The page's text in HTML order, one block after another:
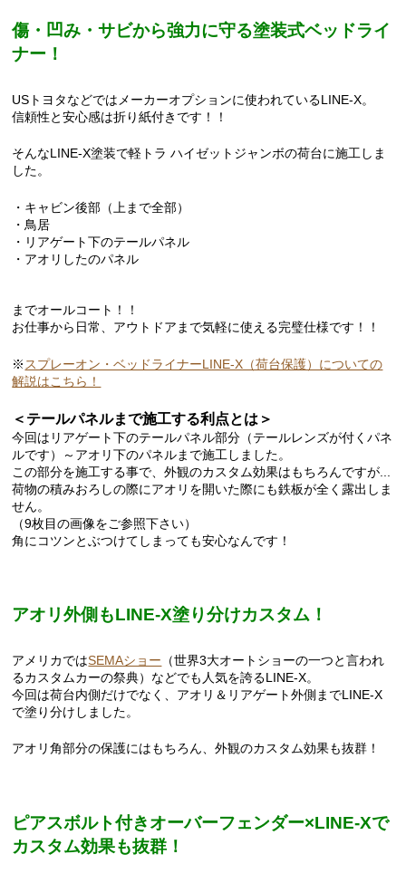
傷・凹み・サビから強力に守る塗装式ベッドライ
ナー！
USトヨタなどではメーカーオプションに使われているLINE-X。
信頼性と安心感は折り紙付きです！！
そんなLINE-X塗装で軽トラ ハイゼットジャンボの荷台に施工しま
した。
・キャビン後部（上まで全部）
・鳥居
・リアゲート下のテールパネル
・アオリしたのパネル
までオールコート！！
お仕事から日常、アウトドアまで気軽に使える完璧仕様です！！
※ スプレーオン・ベッドライナーLINE-X（荷台保護）についての
解説はこちら！
＜テールパネルまで施工する利点とは＞
今回はリアゲート下のテールパネル部分（テールレンズが付くパネ
ルです）～アオリ下のパネルまで施工しました。
この部分を施工する事で、外観のカスタム効果はもちろんですが...
荷物の積みおろしの際にアオリを開いた際にも鉄板が全く露出しま
せん。
（9枚目の画像をご参照下さい）
角にコツンとぶつけてしまっても安心なんです！
アオリ外側もLINE-X塗り分けカスタム！
アメリカではSEMAショー （世界3大オートショーの一つと言われ
るカスタムカーの祭典）などでも人気を誇るLINE-X。
今回は荷台内側だけでなく、アオリ＆リアゲート外側までLINE-X
で塗り分けしました。
アオリ角部分の保護にはもちろん、外観のカスタム効果も抜群！
ピアスボルト付きオーバーフェンダー×LINE-Xで
カスタム効果も抜群！